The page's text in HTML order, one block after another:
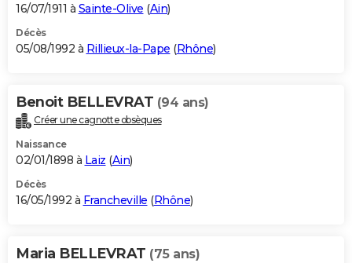
16/07/1911 à Sainte-Olive (Ain)
Décès
05/08/1992 à Rillieux-la-Pape (Rhône)
Benoit BELLEVRAT (94 ans)
Créer une cagnotte obsèques
Naissance
02/01/1898 à Laiz (Ain)
Décès
16/05/1992 à Francheville (Rhône)
Maria BELLEVRAT (75 ans)